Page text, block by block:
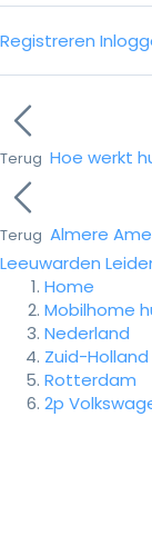
Registreren
Terug Hoe werkt
Terug Almere
Leeuwarden
Home
Mobilhome
Nederland
Zuid-Holland
Rotterdam
2p